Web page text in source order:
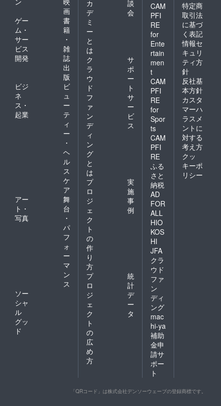
防汚、水アカ防
止効果4～6ヶ月
持続するのが特
徴です。お住ま
いの環境にもよ
りますが、市街
地にお住まいで
あれば、6ヶ月
以上は持続する
でしょう。少量
でこれだけの効
果です。ボトル
も小さいので場
所をとりませ
ん。
（撥水だけの効
果のみではあり
ません、1本で1
回の施工分でも
ありません。）
〇メーカーがと
ても真面目なと
ころです。研究
室を構えていま
画
ゲー
ム・
サー
ビス
開発
書
籍
・
雑
誌
出
版
ビジ
ネ
ス・
起業
ビ
ュ
ー
テ
ィ
ー
・
ヘ
ル
ス
ケ
ア
アー
ト・
写真
舞
台
・
パ
フ
ォ
ー
マ
ン
ス
ソー
シャ
ル
グッ
ド
カ
デ
ミ
ー
と
は
談
会
ク
ラ
ウ
ド
フ
ァ
ン
デ
ィ
ン
グ
と
は
サ
ポ
ー
ト
サ
ー
ビ
ス
プ
ロ
ジ
ェ
ク
ト
の
作
り
方
実
施
事
例
プ
ロ
ジ
ェ
ク
ト
の
広
め
方
統
計
デ
ー
タ
CAM
PFI
RE
for
Ente
rtain
men
t
CAM
PFI
RE
for
Spor
ts
CAM
PFI
RE
ふる
さと
納税
AD
FOR
ALL
HIO
KOS
HI
JFA
クラ
ウド
ファ
ン
ディ
ング
mac
hi-ya
補助
金申
請サ
ポー
ト
特定商
取引法
に基づ
く表記
情報セ
キュリ
ティ方
針
反社基
本方針
カスタ
マーハ
ラスメ
ントに
対する
考え方
クッ
キーポ
リシー
「QRコード」は株式会社デンソーウェーブの登録商標です。